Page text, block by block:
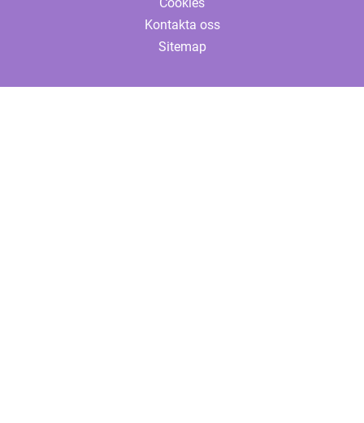
Cookies
Kontakta oss
Sitemap